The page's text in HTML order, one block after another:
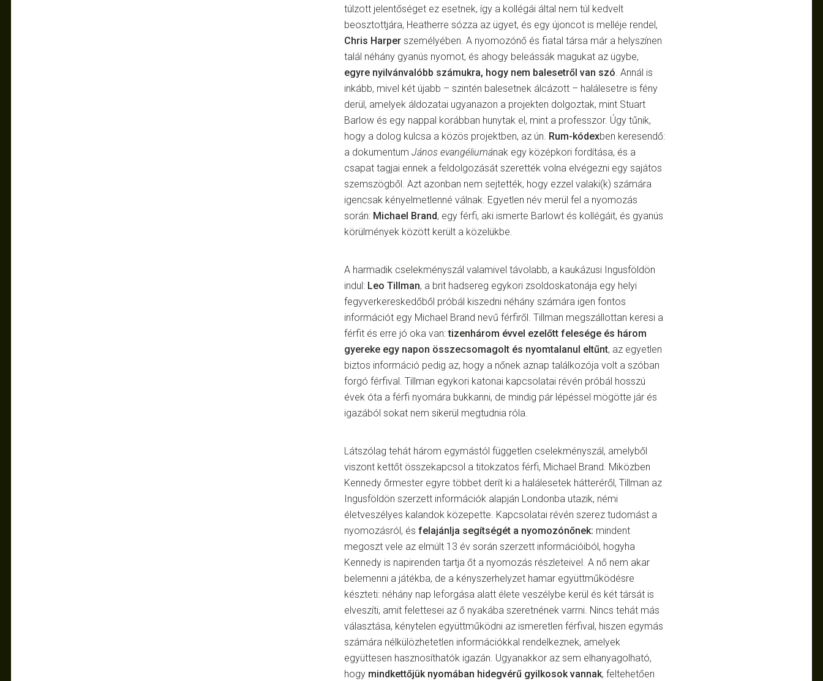
túlzott jelentőséget ez esetnek, így a kollégái által nem túl kedvelt
beosztottjára, Heatherre sózza az ügyet, és egy újoncot is melléje rendel,
Chris Harper személyében. A nyomozónő és fiatal társa már a helyszínen
talál néhány gyanús nyomot, és ahogy beleássák magukat az ügybe,
egyre nyilvánvalóbb számukra, hogy nem balesetről van szó. Annál is
inkább, mivel két újabb – szintén balesetnek álcázott – halálesetre is fény
derül, amelyek áldozatai ugyanazon a projekten dolgoztak, mint Stuart
Barlow és egy nappal korábban hunytak el, mint a professzor. Úgy tűnik,
hogy a dolog kulcsa a közös projektben, az ún. Rum-kódexben keresendő:
a dokumentum János evangéliumának egy középkori fordítása, és a
csapat tagjai ennek a feldolgozását szerették volna elvégezni egy sajátos
szemszögből. Azt azonban nem sejtették, hogy ezzel valaki(k) számára
igencsak kényelmetlenné válnak. Egyetlen név merül fel a nyomozás
során: Michael Brand, egy férfi, aki ismerte Barlowt és kollégáit, és gyanús
körülmények között került a közelükbe.
A harmadik cselekményszál valamivel távolabb, a kaukázusi Ingusföldön
indul: Leo Tillman, a brit hadsereg egykori zsoldoskatonája egy helyi
fegyverkereskedőből próbál kiszedni néhány számára igen fontos
információt egy Michael Brand nevű férfiről. Tillman megszállottan keresi a
férfit és erre jó oka van:tizenhárom évvel ezelőtt felesége és három
gyereke egy napon összecsomagolt és nyomtalanul eltűnt, az egyetlen
biztos információ pedig az, hogy a nőnek aznap találkozója volt a szóban
forgó férfival. Tillman egykori katonai kapcsolatai révén próbál hosszú
évek óta a férfi nyomára bukkanni, de mindig pár lépéssel mögötte jár és
igazából sokat nem sikerül megtudnia róla.
Látszólag tehát három egymástól független cselekményszál, amelyből
viszont kettőt összekapcsol a titokzatos férfi, Michael Brand. Miközben
Kennedy őrmester egyre többet derít ki a halálesetek hátteréről, Tillman az
Ingusföldön szerzett információk alapján Londonba utazik, némi
életveszélyes kalandok közepette. Kapcsolatai révén szerez tudomást a
nyomozásról, és felajánlja segítségét a nyomozónőnek: mindent
megoszt vele az elmúlt 13 év során szerzett információiból, hogyha
Kennedy is napirenden tartja őt a nyomozás részleteivel. A nő nem akar
belemenni a játékba, de a kényszerhelyzet hamar együttműködésre
készteti: néhány nap leforgása alatt élete veszélybe kerül és két társát is
elveszíti, amit felettesei az ő nyakába szeretnének varrni. Nincs tehát más
választása, kénytelen együttműködni az ismeretlen férfival, hiszen egymás
számára nélkülözhetetlen információkkal rendelkeznek, amelyek
együttesen hasznosíthatók igazán. Ugyanakkor az sem elhanyagolható,
hogy mindkettőjük nyomában hidegvérű gyilkosok vannak, feltehetően